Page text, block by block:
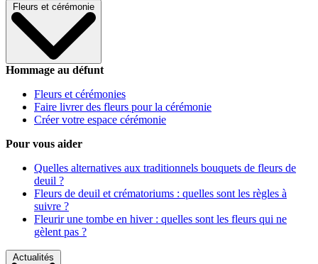
Fleurs et cérémonie
Hommage au défunt
Fleurs et cérémonies
Faire livrer des fleurs pour la cérémonie
Créer votre espace cérémonie
Pour vous aider
Quelles alternatives aux traditionnels bouquets de fleurs de
deuil ?
Fleurs de deuil et crématoriums : quelles sont les règles à
suivre ?
Fleurir une tombe en hiver : quelles sont les fleurs qui ne
gèlent pas ?
Actualités